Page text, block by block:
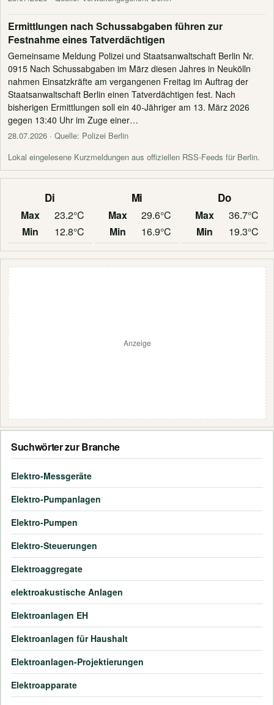
Ermittlungen nach Schussabgaben führen zur
Festnahme eines Tatverdächtigen
Gemeinsame Meldung Polizei und Staatsanwaltschaft Berlin Nr.
0915 Nach Schussabgaben im März diesen Jahres in Neukölln
nahmen Einsatzkräfte am vergangenen Freitag im Auftrag der
Staatsanwaltschaft Berlin einen Tatverdächtigen fest. Nach
bisherigen Ermittlungen soll ein 40-Jähriger am 13. März 2026
gegen 13:40 Uhr im Zuge einer…
28.07.2026 · Quelle: Polizei Berlin
Lokal eingelesene Kurzmeldungen aus offiziellen RSS-Feeds für Berlin.
Di
Max
23.2°C
Min
12.8°C
Mi
Max
29.6°C
Min
16.9°C
Do
Max
36.7°C
Min
19.3°C
Anzeige
Suchwörter zur Branche
Elektro-Messgeräte
Elektro-Pumpanlagen
Elektro-Pumpen
Elektro-Steuerungen
Elektroaggregate
elektroakustische Anlagen
Elektroanlagen EH
Elektroanlagen für Haushalt
Elektroanlagen-Projektierungen
Elektroapparate